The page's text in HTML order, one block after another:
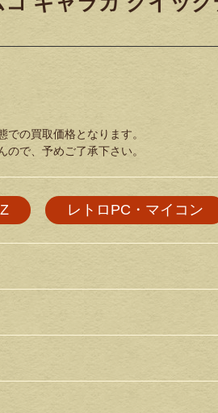
の買取価格となります。
で、予めご了承下さい。
レトロPC・マイコン